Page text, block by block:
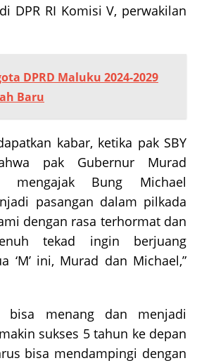
DPR RI Komisi V, perwakilan
DPRD Maluku 2024-2029
Baru
kabar, ketika pak SBY
pak Gubernur Murad
mengajak Bung Michael
pasangan dalam pilkada
dengan rasa terhormat dan
tekad ingin berjuang
‘M’ ini, Murad dan Michael,”
bisa menang dan menjadi
sukses 5 tahun ke depan
bisa mendampingi dengan